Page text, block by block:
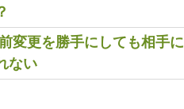
変更を勝手にしても相手に
ない